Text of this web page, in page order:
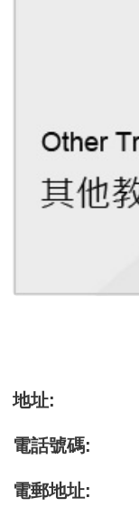
地址:
電話號碼:
電郵地址: